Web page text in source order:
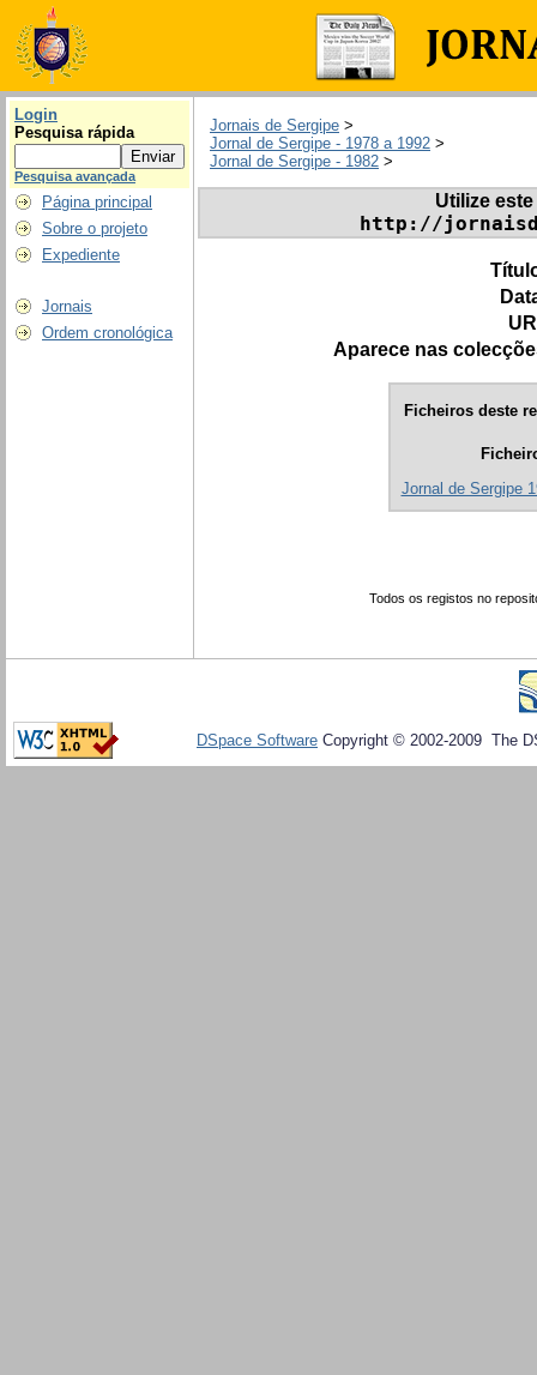
Login
Pesquisa rápida
Pesquisa avançada
Página principal
Sobre o projeto
Expediente
Jornais
Ordem cronológica
Jornais de Sergipe >
Jornal de Sergipe - 1978 a 1992 >
Jornal de Sergipe - 1982 >
Utilize
http://
Aparece nas
Ficheiros deste
Jornal de Sergipe
Todos os registos no
DSpace Software Copyright © 2002-2009 The